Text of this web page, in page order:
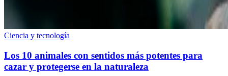
Ciencia y tecnología
Los 10 animales con sentidos más potentes para
cazar y protegerse en la naturaleza